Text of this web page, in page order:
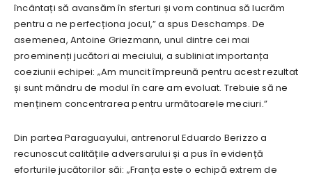
încântați să avansăm în sferturi și vom continua să lucrăm
pentru a ne perfecționa jocul,” a spus Deschamps. De
asemenea, Antoine Griezmann, unul dintre cei mai
proeminenți jucători ai meciului, a subliniat importanța
coeziunii echipei: „Am muncit împreună pentru acest rezultat
și sunt mândru de modul în care am evoluat. Trebuie să ne
menținem concentrarea pentru următoarele meciuri.”
Din partea Paraguayului, antrenorul Eduardo Berizzo a
recunoscut calitățile adversarului și a pus în evidență
eforturile jucătorilor săi: „Franța este o echipă extrem de